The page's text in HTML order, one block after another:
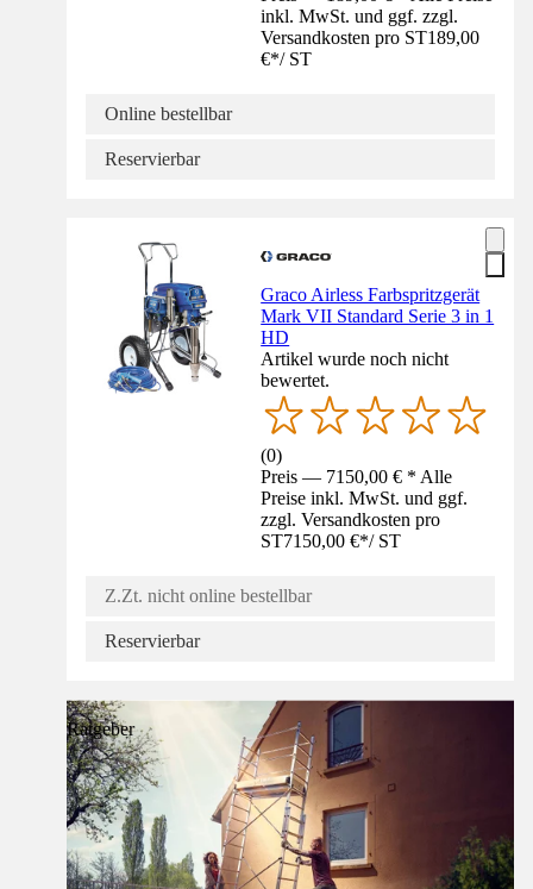
inkl. MwSt. und ggf. zzgl.
Versandkosten pro ST189,00
€*/ ST
Online bestellbar
Reservierbar
Graco Airless Farbspritzgerät
Mark VII Standard Serie 3 in 1
HD
Artikel wurde noch nicht
bewertet.
(0)
Preis — 7150,00 € * Alle
Preise inkl. MwSt. und ggf.
zzgl. Versandkosten pro
ST7150,00 €*/ ST
Z.Zt. nicht online bestellbar
Reservierbar
Ratgeber